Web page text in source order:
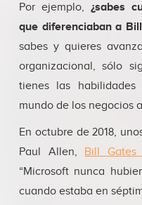
Por ejemplo, ¿sabes
que diferenciaban a
sabes y quieres
organizacional, sólo
tienes las
mundo de los negocios
En octubre de 2018,
Paul Allen, Bill
“Microsoft nunca
cuando estaba en